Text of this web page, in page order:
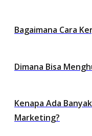
Bagaimana Cara
Dimana Bisa
Kenapa Ada
Marketing?